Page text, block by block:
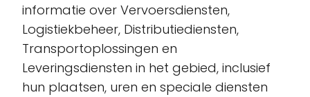
informatie over Vervoersdiensten,
Logistiekbeheer, Distributiediensten,
Transportoplossingen en
Leveringsdiensten in het gebied, inclusief
hun plaatsen, uren en speciale diensten